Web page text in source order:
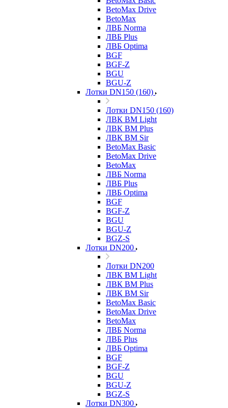
BetoMax Drive
BetoMax
ЛВБ Norma
ЛВБ Plus
ЛВБ Optima
BGF
BGF-Z
BGU
BGU-Z
Лотки DN150 (160)
Лотки DN150 (160)
ЛВК ВМ Light
ЛВК ВМ Plus
ЛВК ВМ Sir
BetoMax Basic
BetoMax Drive
BetoMax
ЛВБ Norma
ЛВБ Plus
ЛВБ Optima
BGF
BGF-Z
BGU
BGU-Z
BGZ-S
Лотки DN200
Лотки DN200
ЛВК ВМ Light
ЛВК ВМ Plus
ЛВК ВМ Sir
BetoMax Basic
BetoMax Drive
BetoMax
ЛВБ Norma
ЛВБ Plus
ЛВБ Optima
BGF
BGF-Z
BGU
BGU-Z
BGZ-S
Лотки DN300